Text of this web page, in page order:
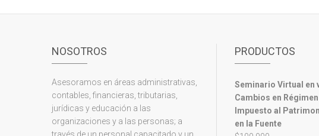
NOSOTROS
Asesoramos en áreas administrativas,
contables, financieras, tributarias,
jurídicas y educación a las
organizaciones y a las personas; a
PRODUCTOS
Seminario Virtual en
Cambios en
Impuesto al
en la Fuente